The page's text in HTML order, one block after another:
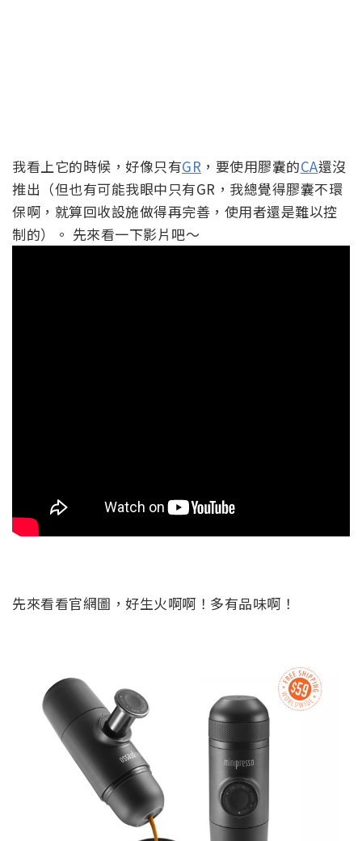
我看上它的時候，好像只有GR ，要使用膠囊的CA還沒
推出（但也有可能我眼中只有GR，我總覺得膠囊不環
保啊，就算回收設施做得再完善，使用者還是難以控
制的）。 先來看一下影片吧～
先來看看官網圖，好生火啊啊！多有品味啊！